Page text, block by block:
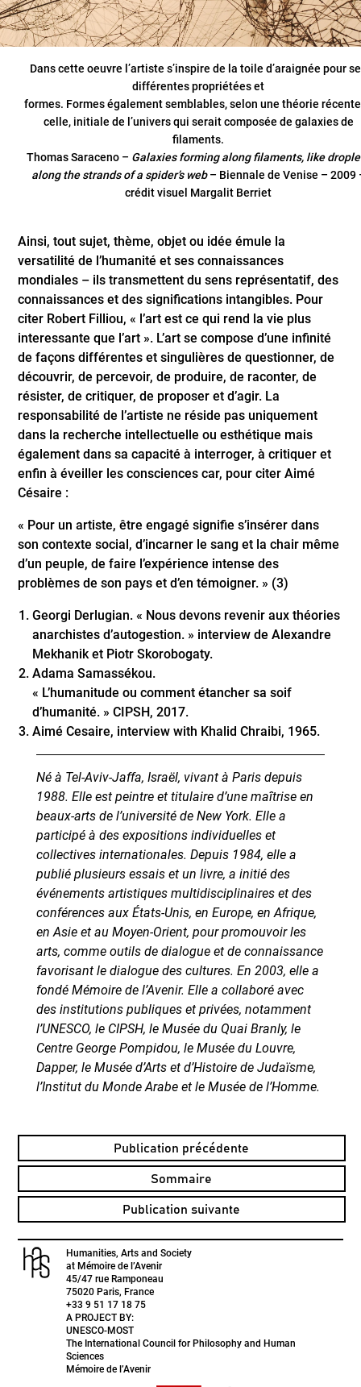
Dans cette oeuvre l’artiste s’inspire de la toile d’araignée pour
différentes propriétées et
formes. Formes également semblables, selon une théorie
celle, initiale de l’univers qui serait composée de galaxies de
filaments.
Thomas Saraceno – Galaxies forming along filaments, like
along the strands of a spider’s web– Biennale de Venise – 2009
crédit visuel Margalit Berriet
Ainsi, tout sujet, thème, objet ou idée émule la
versatilité de l’humanité et ses connaissances
mondiales – ils transmettent du sens représentatif, des
connaissances et des significations intangibles. Pour
citer Robert Filliou, « l’art est ce qui rend la vie plus
interessante que l’art ». L’art se compose d’une infinité
de façons différentes et singulières de questionner, de
découvrir, de percevoir, de produire, de raconter, de
résister, de critiquer, de proposer et d’agir. La
responsabilité de l’artiste ne réside pas uniquement
dans la recherche intellectuelle ou esthétique mais
également dans sa capacité à interroger, à critiquer et
enfin à éveiller les consciences car, pour citer Aimé
Césaire :
« Pour un artiste, être engagé signifie s’insérer dans
son contexte social, d’incarner le sang et la chair même
d’un peuple, de faire l’expérience intense des
problèmes de son pays et d’en témoigner. » (3)
Georgi Derlugian. « Nous devons revenir aux théories
anarchistes d’autogestion. » interview de Alexandre
Mekhanik et Piotr Skorobogaty.
Adama Samassékou.
« L’humanitude ou comment étancher sa soif
d’humanité. » CIPSH, 2017.
Aimé Cesaire, interview with Khalid Chraibi, 1965.
Né à Tel-Aviv-Jaffa, Israël, vivant à Paris depuis
1988. Elle est peintre et titulaire d’une maîtrise en
beaux-arts de l’université de New York. Elle a
participé à des expositions individuelles et
collectives internationales. Depuis 1984, elle a
publié plusieurs essais et un livre, a initié des
événements artistiques multidisciplinaires et des
conférences aux États-Unis, en Europe, en Afrique,
en Asie et au Moyen-Orient, pour promouvoir les
arts, comme outils de dialogue et de connaissance
favorisant le dialogue des cultures. En 2003, elle a
fondé Mémoire de l’Avenir. Elle a collaboré avec
des institutions publiques et privées, notamment
l’UNESCO, le CIPSH, le Musée du Quai Branly, le
Centre George Pompidou, le Musée du Louvre,
Dapper, le Musée d’Arts et d’Histoire de Judaïsme,
l’Institut du Monde Arabe et le Musée de l’Homme.
Publication précédente
Sommaire
Publication suivante
Humanities, Arts and Society
at Mémoire de l’Avenir
45/47 rue Ramponeau
75020 Paris, France
+33 9 51 17 18 75
A PROJECT BY:
UNESCO-MOST
The International Council for Philosophy and Human
Sciences
Mémoire de l’Avenir